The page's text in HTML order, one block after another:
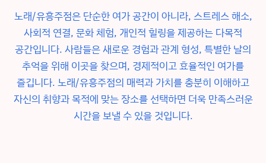
노래/유흥주점은 단순한 여가 공간이 아니라, 스트레스 해소,
사회적 연결, 문화 체험, 개인적 힐링을 제공하는 다목적
공간입니다. 사람들은 새로운 경험과 관계 형성, 특별한 날의
추억을 위해 이곳을 찾으며, 경제적이고 효율적인 여가를
즐깁니다. 노래/유흥주점의 매력과 가치를 충분히 이해하고
자신의 취향과 목적에 맞는 장소를 선택하면 더욱 만족스러운
시간을 보낼 수 있을 것입니다.